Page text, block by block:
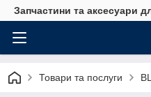
Запчастини та аксесуари
Товари та послуги